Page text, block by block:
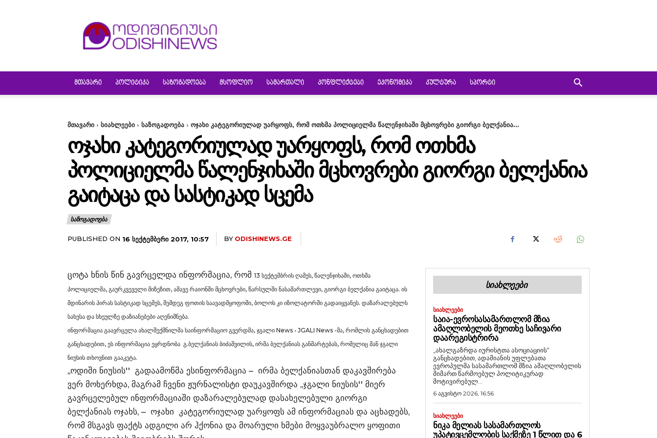
ᲛᲗᲐᲕᲐᲠᲘ ᲞᲝᲚᲘᲢᲘᲙᲐ ᲡᲐᲖᲝᲒᲐᲓᲝᲔᲑᲐ ᲛᲡᲝᲤᲚᲘᲝ ᲡᲐᲛᲐᲠᲗᲐᲚᲘ ᲙᲝᲜᲤᲚᲘᲥᲢᲔᲑᲘ ᲔᲙᲝᲜᲝᲛᲘᲙᲐ ᲙᲣᲚᲢᲣᲠᲐ ᲡᲞᲝᲠᲢᲘ
მთავარი სიახლეები საზოგადოება ოჯახი კატეგორიულად უარყოფს, რომ ოთხმა პოლიციელმა წალენჯიხაში მცხოვრები გიორგი ბელქანია...
ᲝᲯᲐᲮᲘ ᲙᲐᲢᲔᲒᲝᲠᲘᲣᲚᲐᲓ ᲣᲐᲠᲧᲝᲤᲡ, ᲠᲝᲛ ᲝᲗᲮᲛᲐ
ᲞᲝᲚᲘᲪᲘᲔᲚᲛᲐ ᲬᲐᲚᲔᲜᲯᲘᲮᲐᲨᲘ ᲛᲪᲮᲝᲕᲠᲔᲑᲘ ᲒᲘᲝᲠᲒᲘ ᲑᲔᲚᲥᲐᲜᲘᲐ
ᲒᲐᲘᲢᲐᲪᲐ ᲓᲐ ᲡᲐᲡᲢᲘᲙᲐᲓ ᲡᲪᲔᲛᲐ
ᲡᲐᲖᲝᲒᲐᲓᲝᲔᲑᲐ
PUBLISHED ON 16 ᲡᲔᲥᲢᲔᲛᲑᲔᲠᲘ 2017, 10:57 BY ODISHINEWS.GE
ცოტა ხნის წინ გავრცელდა ინფორმაცია, რომ 13 სექტემბრის ღამეს, წალენჯიხაში, ოთხმა
პოლიციელმა, გაურკვეველი მიზეზით, ამავე რაიონში მცხოვრები, წარსულში ნასამართლევი, გიორგი ბელქანია გაიტაცა. ის
მდინარის პირას სასტიკად სცემეს, შემდეგ ფოთის საავადმყოფოში, ბოლოს კი იზოლატორში გადაიყვანეს. დაზარალებულს
სახესა და სხეულზე დაზიანებები აღენიშნება.
ინფორმაცია გაავრცელა ახალშექმნილმა საინფორმაციო გვერდმა, ჯგალი News • JGALI News -მა, რომლის განცხადებით
განცხადებით, ეს ინფორმაცია ეყრდნობა გ.ბელქანიას ბიძაშვილის, ირმა ბელქანიას განმარტებას, რომელიც მან ჯგალი
ნიუსის თხოვნით გააკეტა.
,,ოდიში ნიუსის'' გადაამოწმა ესინფორმაცია – ირმა ბელქანიასთან დაკავშირება
ვერ მოხერხდა, მაგრამ ჩვენი ჟურნალისტი დაუკავშირდა ,,ჯგალი ნიუსის'' მიერ
გავრცელებულ ინფორმაციაში დაზარალებულად დასახელებული გიორგი
ბელქანიას ოჯახს, – ოჯახი კატეგორიულად უარყოფს ამ ინფორმაციას და აცხადებს,
რომ მსგავს ფაქტს ადგილი არ ჰქონია და მოარული ხმები მოყვაუბრალო ყოფითი
ᲡᲘᲐᲮᲚᲔᲔᲑᲘ
ᲡᲘᲐᲮᲚᲔᲔᲑᲘ
ᲡᲐᲘᲐ-ᲔᲕᲠᲝᲡᲐᲡᲐᲛᲐᲠᲗᲚᲝᲛ ᲛᲖᲘᲐ
ᲐᲛᲐᲦᲚᲝᲑᲔᲚᲘᲡ ᲛᲔᲝᲗᲮᲔ ᲡᲐᲩᲘᲕᲐᲠᲘ
ᲓᲐᲐᲠᲔᲒᲘᲡᲢᲠᲘᲠᲐ
„ახალგაზრდა იურისტთა ასოციაციის“
განცხადებით, ადამიანის უფლებათა
ევროპულმა სასამართლომ მზია ამაღლობელის
მიმართ წარმოებულ პოლიტიკურად
მოტივირებულ...
6 აგვისტო 2026, 16:56
ᲡᲘᲐᲮᲚᲔᲔᲑᲘ
ᲜᲘᲙᲐ ᲛᲔᲚᲘᲐᲡ ᲡᲐᲡᲐᲛᲐᲠᲗᲚᲝᲡ
ᲣᲞᲐᲢᲘᲕᲪᲔᲛᲚᲝᲑᲘᲡ ᲡᲐᲥᲛᲔᲖᲔ 1 ᲬᲚᲘᲗ ᲓᲐ 6